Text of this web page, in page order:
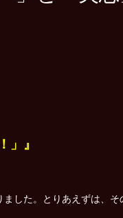
」』
した。とりあえずは、そ